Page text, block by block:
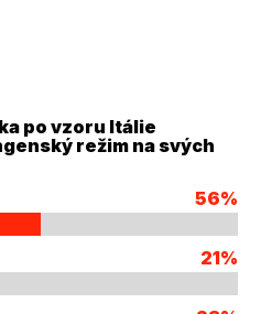
po vzoru Itálie
režim na svých
56%
21%